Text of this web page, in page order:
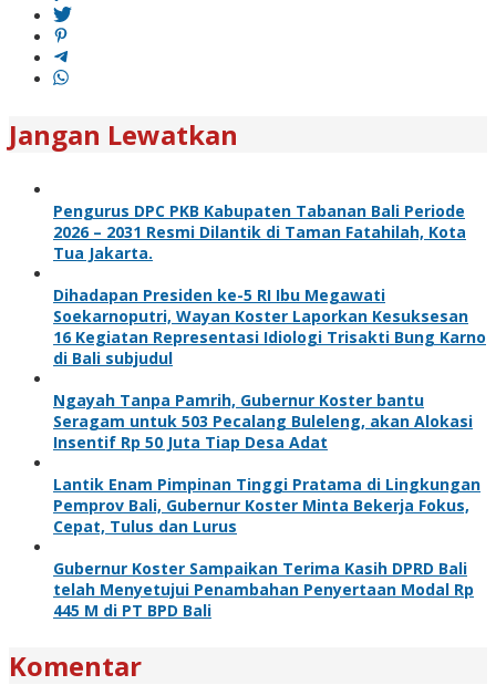
Jangan Lewatkan
Pengurus DPC PKB Kabupaten Tabanan Bali Periode
2026 – 2031 Resmi Dilantik di Taman Fatahilah, Kota
Tua Jakarta.
Dihadapan Presiden ke-5 RI Ibu Megawati
Soekarnoputri, Wayan Koster Laporkan Kesuksesan
16 Kegiatan Representasi Idiologi Trisakti Bung Karno
di Bali subjudul
Ngayah Tanpa Pamrih, Gubernur Koster bantu
Seragam untuk 503 Pecalang Buleleng, akan Alokasi
Insentif Rp 50 Juta Tiap Desa Adat
Lantik Enam Pimpinan Tinggi Pratama di Lingkungan
Pemprov Bali, Gubernur Koster Minta Bekerja Fokus,
Cepat, Tulus dan Lurus
Gubernur Koster Sampaikan Terima Kasih DPRD Bali
telah Menyetujui Penambahan Penyertaan Modal Rp
445 M di PT BPD Bali
Komentar